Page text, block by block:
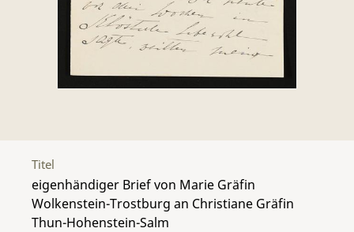
Titel
eigenhändiger Brief von Marie Gräfin
Wolkenstein-Trostburg an Christiane Gräfin
Thun-Hohenstein-Salm